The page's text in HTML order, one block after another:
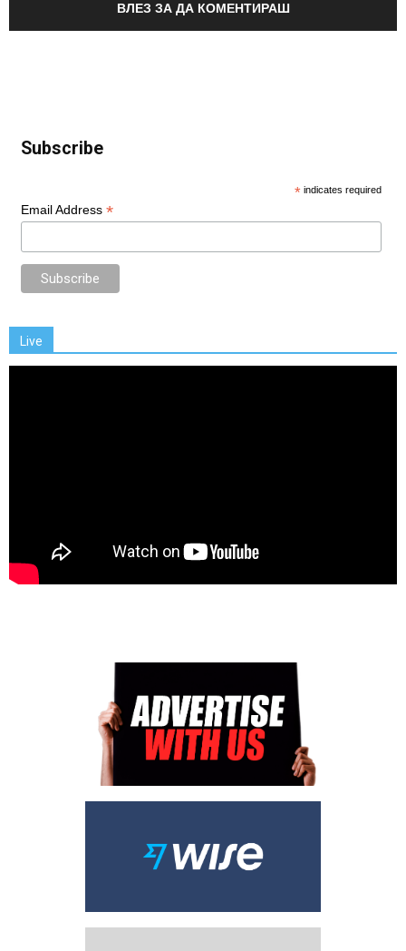
ВЛЕЗ ЗА ДА КОМЕНТИРАШ
Subscribe
* indicates required
Email Address *
Live